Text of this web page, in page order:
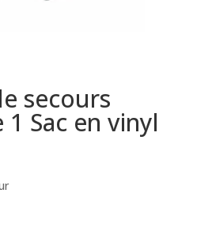
secours
1 Sac en vinyl